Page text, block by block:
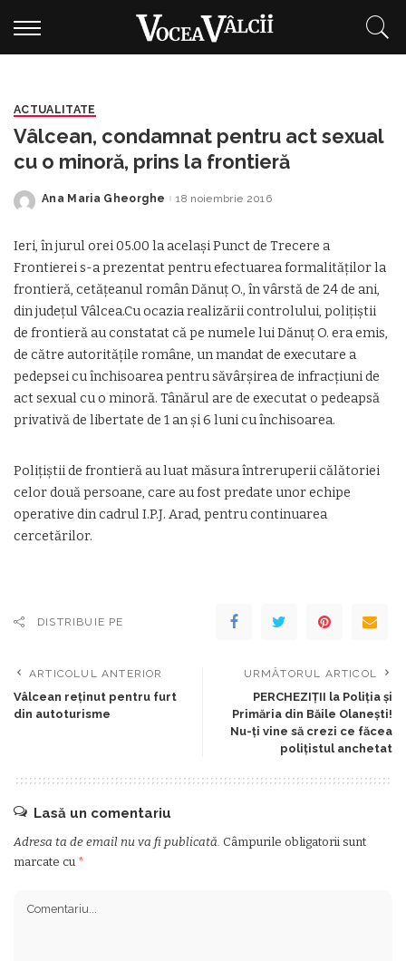
ACTUALITATE
Vâlcean, condamnat pentru act sexual
cu o minoră, prins la frontieră
Posted
Ana Maria Gheorghe 18 noiembrie 2016
Ieri, în jurul orei 05.00 la același Punct de Trecere a
Frontierei s-a prezentat pentru efectuarea formalităților la
frontieră, cetățeanul român Dănuț O., în vârstă de 24 de ani,
din județul Vâlcea.Cu ocazia realizării controlului, polițiștii
de frontieră au constatat că pe numele lui Dănuț O. era emis,
de către autoritățile române, un mandat de executare a
pedepsei cu închisoarea pentru săvârșirea de infracțiuni de
act sexual cu o minoră. Tânărul are de executat o pedeapsă
privativă de libertate de 1 an și 6 luni cu închisoarea.
Polițiștii de frontieră au luat măsura întreruperii călătoriei
celor două persoane, care au fost predate unor echipe
operative din cadrul I.P.J. Arad, pentru continuarea
cercetărilor.
DISTRIBUIE PE
ARTICOLUL ANTERIOR
Vâlcean reţinut pentru furt
din autoturisme
URMĂTORUL ARTICOL
PERCHEZIŢII la Poliţia şi
Primăria din Băile Olanești!
Nu-ţi vine să crezi ce făcea
poliţistul anchetat
Lasă un comentariu
Adresa ta de email nu va fi publicată. Câmpurile obligatorii sunt
marcate cu *